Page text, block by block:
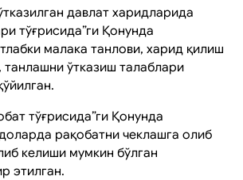
давлат харидларида
тўғрисида”ги Қонунда
малака танлови, харид қилиш
ўтказиш талаблари
тўғрисида”ги Қонунда
рақобатни чеклашга олиб
келиши мумкин бўлган
этилган.